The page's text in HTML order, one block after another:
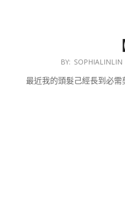
30
BY: SOPHIALINLIN
最近我的頭髮己經長到必